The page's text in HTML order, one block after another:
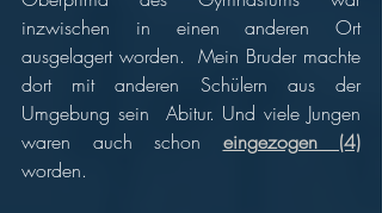
inzwischen in einen anderen Ort
ausgelagert worden.  Mein Bruder machte
dort mit anderen Schülern aus der
Umgebung sein  Abitur. Und viele Jungen
waren auch schon eingezogen (4)
worden.